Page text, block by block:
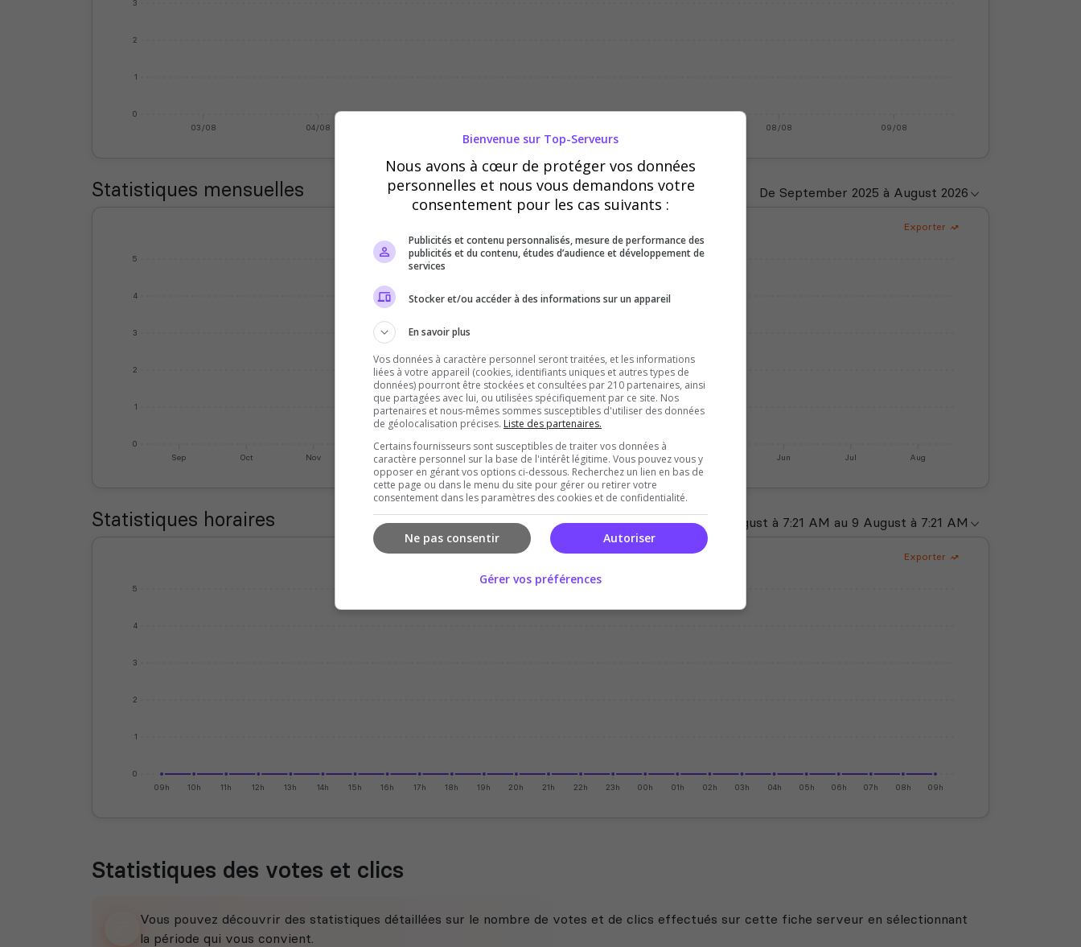
0
1
2
3
03/08 04/08 08/08 09/08
Statistiques mensuelles
Exporter
0
1
2
3
4
5
Sep Oct Nov Dec Jan Feb Mar Apr Jun Jul Aug
Statistiques horaires
Exporter
0
1
2
3
4
5
09h 10h 11h 12h 13h 14h 15h 16h 17h 18h 19h 20h 21h 22h 23h 00h 01h 02h 03h 04h 05h 06h 07h 08h 09h
Statistiques des votes et clics
Vous pouvez découvrir des statistiques détaillées sur le nombre de votes et de clics effectués sur cette fiche serveur en sélectionnant
la période qui vous convient.
Bienvenue sur Top-Serveurs
Nous avons à cœur de protéger vos données
personnelles et nous vous demandons votre
consentement pour les cas suivants :
Publicités et contenu personnalisés, mesure de performance des
publicités et du contenu, études d’audience et développement de
services
Stocker et/ou accéder à des informations sur un appareil
En savoir plus
Vos données à caractère personnel seront traitées, et les informations
liées à votre appareil (cookies, identifiants uniques et autres types de
données) pourront être stockées et consultées par 210 partenaires, ainsi
que partagées avec lui, ou utilisées spécifiquement par ce site. Nos
partenaires et nous-mêmes sommes susceptibles d'utiliser des données
de géolocalisation précises. Liste des partenaires.
Certains fournisseurs sont susceptibles de traiter vos données à
caractère personnel sur la base de l'intérêt légitime. Vous pouvez vous y
opposer en gérant vos options ci-dessous. Recherchez un lien en bas de
cette page ou dans le menu du site pour gérer ou retirer votre
consentement dans les paramètres des cookies et de confidentialité.
Autoriser
Ne pas consentir
Gérer vos préférences